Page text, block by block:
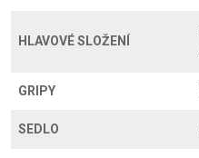
HLAVOVÉ SLOŽENÍ
GRIPY
SEDLO